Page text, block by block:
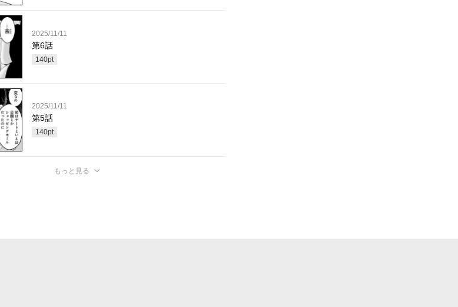
2025/11/11
第6話
140pt
2025/11/11
第5話
140pt
もっと見る